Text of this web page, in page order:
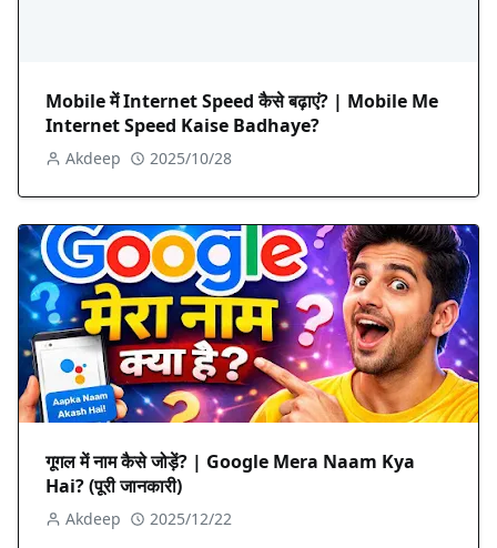
Mobile में Internet Speed कैसे बढ़ाएं? | Mobile Me
Internet Speed Kaise Badhaye?
Akdeep 2025/10/28
गूगल में नाम कैसे जोड़ें? | Google Mera Naam Kya
Hai? (पूरी जानकारी)
Akdeep 2025/12/22